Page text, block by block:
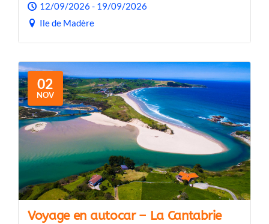
12/09/2026 - 19/09/2026
Ile de Madère
02
NOV
Voyage en autocar – La Cantabrie